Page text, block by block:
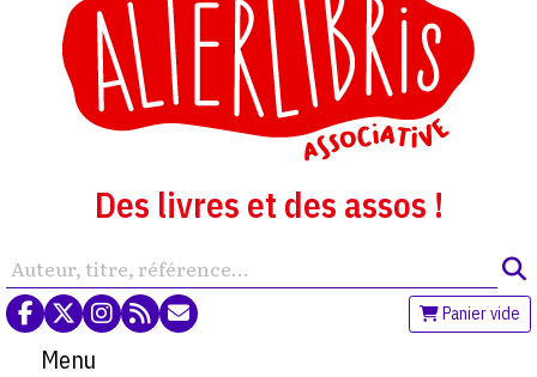
Des livres et des assos !
Panier vide
Menu